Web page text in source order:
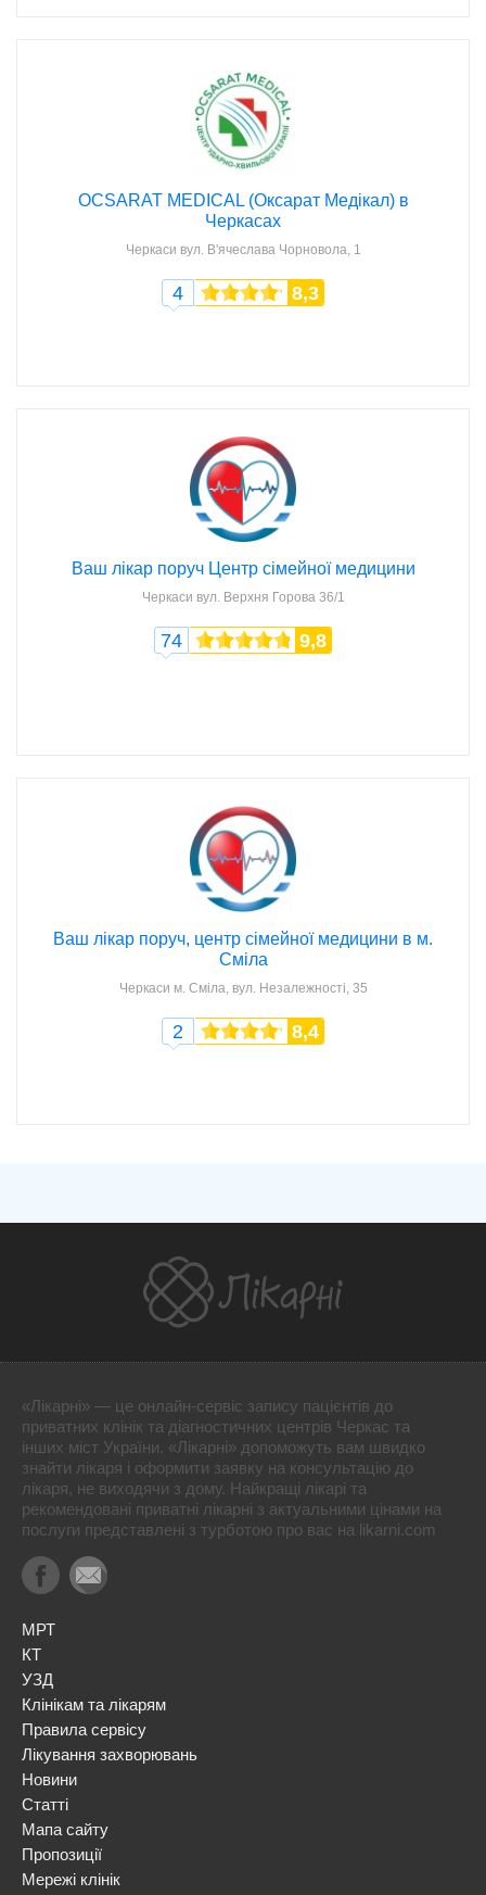
OCSARAT MEDICAL (Оксарат Медікал) в
Черкасах
Черкаси вул. В'ячеслава Чорновола, 1
4 8,3
Ваш лікар поруч Центр сімейної медицини
Черкаси вул. Верхня Горова 36/1
74 9,8
Ваш лікар поруч, центр сімейної медицини в м.
Сміла
Черкаси м. Сміла, вул. Незалежності, 35
2 8,4
«Лікарні» — це онлайн-сервіс запису пацієнтів до
приватних клінік та діагностичних центрів Черкас та
інших міст України. «Лікарні» допоможуть вам швидко
знайти лікаря і оформити заявку на консультацію до
лікаря, не виходячи з дому. Найкращі лікарі та
рекомендовані приватні лікарні з актуальними цінами на
послуги представлені з турботою про вас на likarni.com
МРТ
КТ
УЗД
Клінікам та лікарям
Правила сервісу
Лікування захворювань
Новини
Статті
Мапа сайту
Пропозиції
Мережі клінік